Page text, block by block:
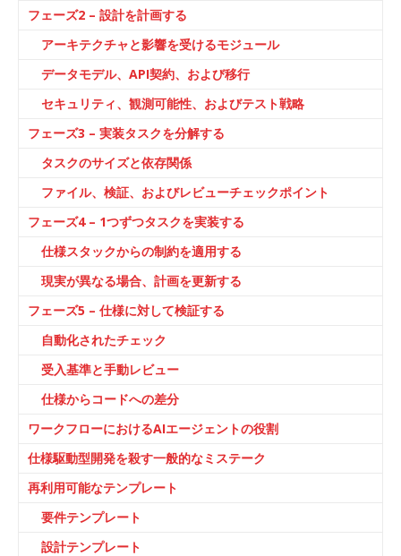
フェーズ2 – 設計を計画する
アーキテクチャと影響を受けるモジュール
データモデル、API契約、および移行
セキュリティ、観測可能性、およびテスト戦略
フェーズ3 – 実装タスクを分解する
タスクのサイズと依存関係
ファイル、検証、およびレビューチェックポイント
フェーズ4 – 1つずつタスクを実装する
仕様スタックからの制約を適用する
現実が異なる場合、計画を更新する
フェーズ5 – 仕様に対して検証する
自動化されたチェック
受入基準と手動レビュー
仕様からコードへの差分
ワークフローにおけるAIエージェントの役割
仕様駆動型開発を殺す一般的なミステーク
再利用可能なテンプレート
要件テンプレート
設計テンプレート